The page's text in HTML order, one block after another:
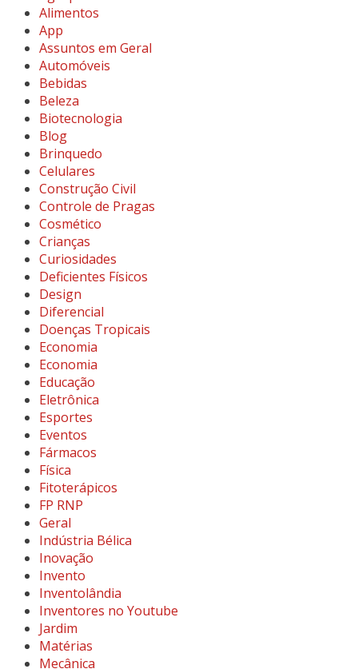
Alimentos
App
Assuntos em Geral
Automóveis
Bebidas
Beleza
Biotecnologia
Blog
Brinquedo
Celulares
Construção Civil
Controle de Pragas
Cosmético
Crianças
Curiosidades
Deficientes Físicos
Design
Diferencial
Doenças Tropicais
Economia
Economia
Educação
Eletrônica
Esportes
Eventos
Fármacos
Física
Fitoterápicos
FP RNP
Geral
Indústria Bélica
Inovação
Invento
Inventolândia
Inventores no Youtube
Jardim
Matérias
Mecânica